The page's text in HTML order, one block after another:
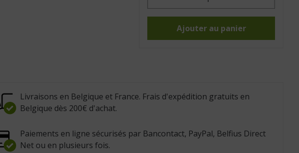
genoux
blanc
Ajouter au panier
Livraisons en Belgique et France. Frais d'expédition gratuits en
Belgique dès 200€ d'achat.
Paiements en ligne sécurisés par Bancontact, PayPal, Belfius Direct
Net ou en plusieurs fois.